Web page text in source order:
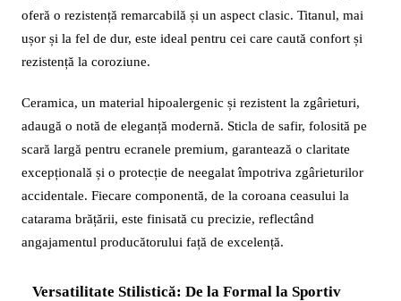
oferă o rezistență remarcabilă și un aspect clasic. Titanul, mai
ușor și la fel de dur, este ideal pentru cei care caută confort și
rezistență la coroziune.
Ceramica, un material hipoalergenic și rezistent la zgârieturi,
adaugă o notă de eleganță modernă. Sticla de safir, folosită pe
scară largă pentru ecranele premium, garantează o claritate
excepțională și o protecție de neegalat împotriva zgârieturilor
accidentale. Fiecare componentă, de la coroana ceasului la
catarama brățării, este finisată cu precizie, reflectând
angajamentul producătorului față de excelență.
Versatilitate Stilistică: De la Formal la Sportiv